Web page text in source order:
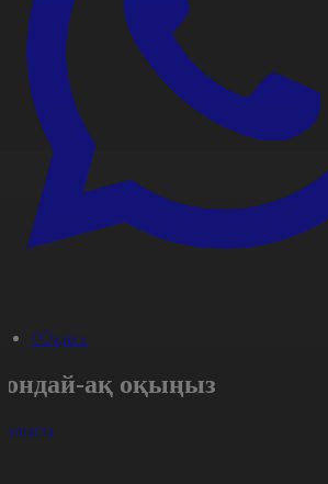
#Оқиға
ақ оқыңыз